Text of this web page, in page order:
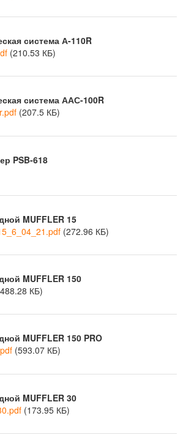
система А-110R
(210.53 КБ)
система ААС-100R
(207.5 КБ)
PSB-618
MUFFLER 15
(272.96 КБ)
MUFFLER 150
КБ)
MUFFLER 150 PRO
(593.07 КБ)
MUFFLER 30
(173.95 КБ)